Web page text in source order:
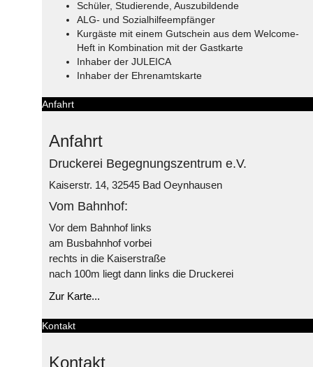
Schüler, Studierende, Auszubildende
ALG- und Sozialhilfeempfänger
Kurgäste mit einem Gutschein aus dem Welcome-
Heft in Kombination mit der Gastkarte
Inhaber der JULEICA
Inhaber der Ehrenamtskarte
Anfahrt
Anfahrt
Druckerei Begegnungszentrum e.V.
Kaiserstr. 14, 32545 Bad Oeynhausen
Vom Bahnhof:
Vor dem Bahnhof links
am Busbahnhof vorbei
rechts in die Kaiserstraße
nach 100m liegt dann links die Druckerei
Zur Karte...
Kontakt
Kontakt